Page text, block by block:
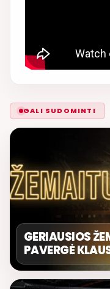
GALI SUDOMINTI
GERIAUSIOS
PAVERGĖ